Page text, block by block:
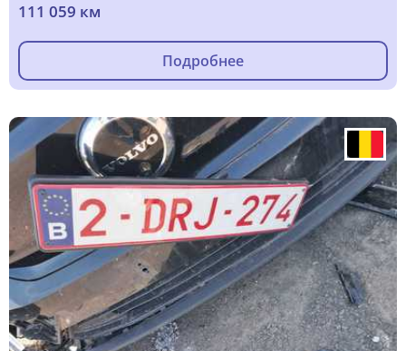
111 059 км
Подробнее